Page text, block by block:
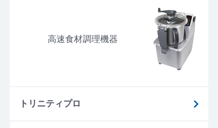
高速食材調理機器
トリニティプロ